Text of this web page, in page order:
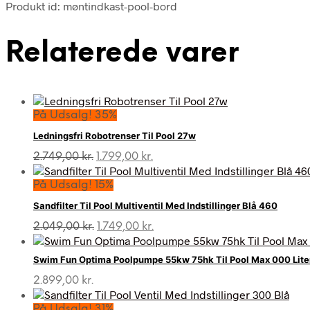
Produkt id: møntindkast-pool-bord
Relaterede varer
På Udsalg! 35%
Ledningsfri Robotrenser Til Pool 27w
2.749,00kr. Den
oprindelige
pris
2.749,00 kr..
1.799,00 kr.
aktuelle
1.799,00 kr..
På Udsalg! 15%
Sandfilter Til Pool Multiventil Med Indstillinger Blå 460
2.049,00kr. Den
oprindelige
var:
1.749,00 kr.
aktuelle
er:
Swim Fun Optima Poolpumpe 55kw 75hk Til Pool Max 000
2.899,00 kr.